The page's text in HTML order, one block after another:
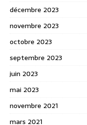
décembre 2023
novembre 2023
octobre 2023
septembre 2023
juin 2023
mai 2023
novembre 2021
mars 2021